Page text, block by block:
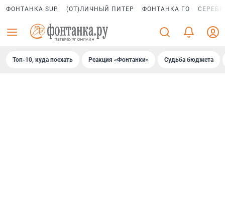
ФОНТАНКА SUP (ОТ)ЛИЧНЫЙ ПИТЕР ФОНТАНКА ГО
Топ-10, куда поехать Реакция «Фонтанки» Судьба бюджета